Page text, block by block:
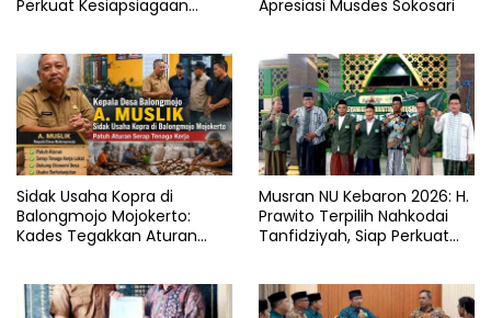
Perkuat Kesiapsiagaan
Apresiasi Musdes Sokosari
Sidak Usaha Kopra di
Balongmojo Mojokerto:
Kades Tegakkan Aturan
Musran NU Kebaron 2026: H.
Prawito Terpilih Nahkodai
Tanfidziyah, Siap Perkuat